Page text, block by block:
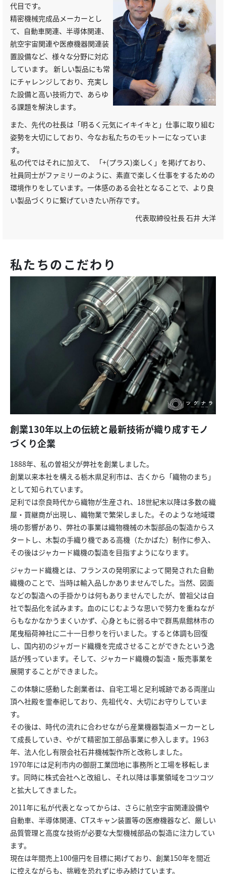
代目です。
精密機械完成品メーカーとし
て、自動車関連、半導体関連、
航空宇宙関連や医療機器関連装
置設備など、様々な分野に対応
しています。 新しい製品にも常
にチャレンジしており、充実し
た設備と高い技術力で、あらゆ
る課題を解決します。
また、先代の社長は「明るく元気にイキイキと」仕事に取り組む
姿勢を大切にしており、今なお私たちのモットーになっていま
す。
私の代ではそれに加えて、 「+(プラス)楽しく」を掲げており、
社員同士がファミリーのように、素直で楽しく仕事をするための
環境作りをしています。一体感のある会社となることで、より良
い製品づくりに繋げていきたい所存です。
代表取締役社長 石井 大洋
私たちのこだわり
創業130年以上の伝統と最新技術が織り成すモノ
づくり企業
1888年、私の曽祖父が弊社を創業しました。
創業以来本社を構える栃木県足利市は、古くから「織物のまち」
として知られています。
足利では奈良時代から織物が生産され、18世紀末以降は多数の織
屋・買継商が出現し、織物業で繁栄しました。そのような地域環
境の影響があり、弊社の事業は織物機械の木製部品の製造からス
タートし、木製の手織り機である高機（たかばた）制作に参入、
その後はジャカード織機の製造を目指すようになります。
ジャカード織機とは、フランスの発明家によって開発された自動
織機のことで、当時は輸入品しかありませんでした。当然、図面
などの製造への手掛かりは何もありませんでしたが、曽祖父は自
社で製品化を試みます。血のにじむような思いで努力を重ねなが
らもなかなかうまくいかず、心身ともに弱る中で群馬県館林市の
尾曳稲荷神社に二十一日参りを行いました。すると体調も回復
し、国内初のジャガード織機を完成させることができたという逸
話が残っています。そして、ジャカード織機の製造・販売事業を
展開することができました。
この体験に感動した創業者は、自宅工場と足利城跡である両崖山
頂へ社殿を霊奉祀しており、先祖代々、大切にお守りしていま
す。
その後は、時代の流れに合わせながら産業機器製造メーカーとし
て成長していき、やがて精密加工部品事業に参入します。1963
年、法人化し有限会社石井機械製作所と改称しました。
1970年には足利市内の御厨工業団地に事務所と工場を移転しま
す。同時に株式会社へと改組し、それ以降は事業領域をコツコツ
と拡大してきました。
2011年に私が代表となってからは、さらに航空宇宙関連設備や
自動車、半導体関連、CTスキャン装置等の医療機器など、厳しい
品質管理と高度な技術が必要な大型機械部品の製造に注力してい
ます。
現在は年間売上100億円を目標に掲げており、創業150年を間近
に控えながらも、挑戦を恐れずに歩み続けています。